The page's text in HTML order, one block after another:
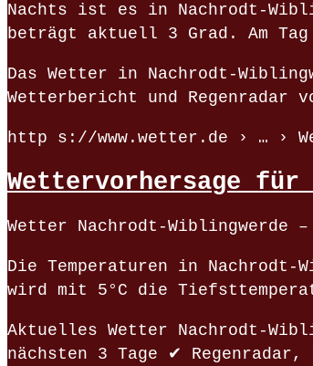
Nachts ist es in Nachrodt-
beträgt aktuell 3 Grad. Am
Das Wetter in Nachrodt-
Wetterbericht und Regenradar
http s://www.wetter.de › … ›
Wettervorhersage für
Wetter Nachrodt-Wiblingwerde
Die Temperaturen in
wird mit 5°C die
Aktuelles Wetter Nachrodt-
nächsten 3 Tage ✔